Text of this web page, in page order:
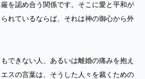
を認め合う関係です。そこに愛と平和が
れているならば、それは神の御心から外
できない人、あるいは離婚の痛みを抱え
スの言葉は、そうした人々を裁くための